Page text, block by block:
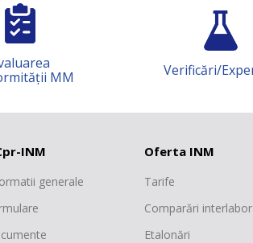
Verificări/Expertize
INM
generale
Oferta INM
Tarife
Comparări
Etalonări